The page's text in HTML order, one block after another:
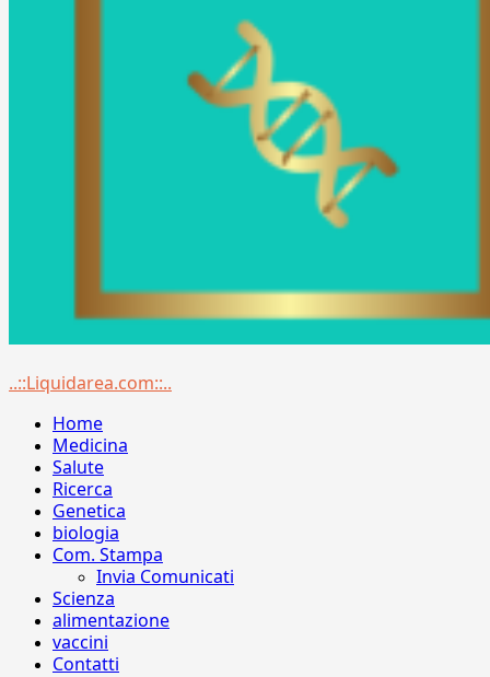
Menu
..::Liquidarea.com::..
Home
Medicina
Salute
Ricerca
Genetica
biologia
Com. Stampa
Invia Comunicati
Scienza
alimentazione
vaccini
Contatti